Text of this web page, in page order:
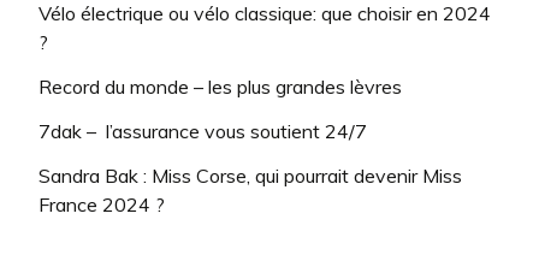
Vélo électrique ou vélo classique: que choisir en 2024
?
Record du monde – les plus grandes lèvres
7dak – l’assurance vous soutient 24/7
Sandra Bak : Miss Corse, qui pourrait devenir Miss
France 2024 ?